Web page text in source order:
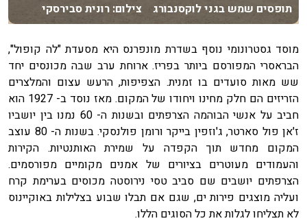
תופסים שמש בגני לוקסנבורג צילום: רונית סבירסקי
מוסד גסטרונומי נוסף בשדרת מונפרנס היא מסעדת "לה קופול",
הבראסרי המפורסם ביותר בפריז. ארוחת ערב שבה מכונסים יחד
שש מאות סועדים בו זמנית. הצפיפות, הרעש עצום והמלצרים
הזריזים הם חלק מחינו ויחודו של המקום. מאז נוסד ב- 1927 הוא
חביב על אנשי הבוהמה הצרפתים ובשנות ה- 60 נמנו בין יושביו
ז'אן פול סארטר, ג'וזפין בייקר ורומן פולנסקי. בשנות ה- 80 עוצב
המקום מחדש תוך הקפדה על שמירת האותנטיות. הקירות
והעמודים מעוטרים בציורים של אמנים מקומיים מפורסמים.
הצרפתים יושבים שם סביב טסי נירוסטה מכוסים בערימת קרח
ועליה מוצגים פירות ים, שגם אם תבלו שבוע בצלילות באוקיינוס
לא תצליחו לגלות את כל הסוגים הללו.